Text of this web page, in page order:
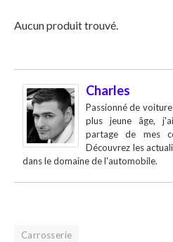
Aucun produit trouvé.
Charles
Passionné de
plus jeune âge,
partage de mes
Découvrez les
dans le domaine de l'automobile.
Carrosserie